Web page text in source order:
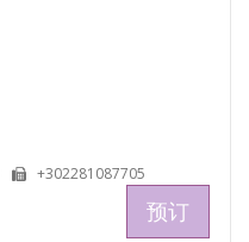
+302281087705
预订